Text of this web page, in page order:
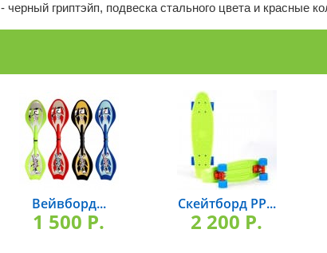
- черный гриптэйп, подвеска стального цвета и красные
Вейвборд...
1 500 P.
Скейтборд РР...
2 200 P.